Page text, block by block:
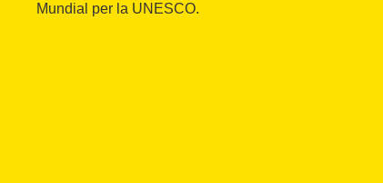
Mundial per la UNESCO.